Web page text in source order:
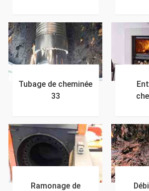
Tubage de cheminée
33
Ramonage de